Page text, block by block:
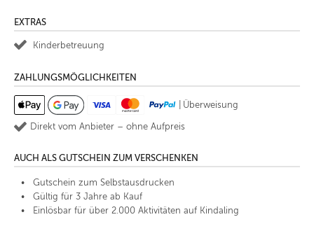
EXTRAS
Kinderbetreuung
ZAHLUNGSMÖGLICHKEITEN
Überweisung
Direkt vom Anbieter – ohne Aufpreis
AUCH ALS GUTSCHEIN ZUM VERSCHENKEN
Gutschein zum Selbstausdrucken
Gültig für 3 Jahre ab Kauf
Einlösbar für über 2.000 Aktivitäten auf Kindaling